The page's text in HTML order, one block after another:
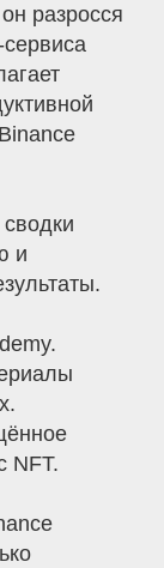
разросся
и
NFT.